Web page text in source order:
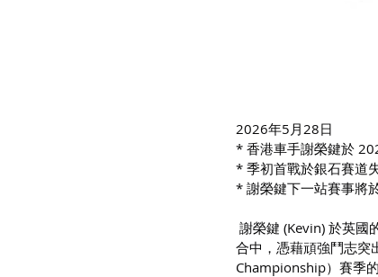
2026年5月28日
* 香港車手謝榮鍵於
* 季初首戰於銀石賽道
* 謝榮鍵下一站賽事將
謝榮鍵 (Kevin) 於英國
合中，憑藉頑強鬥志突
Championship）賽季的